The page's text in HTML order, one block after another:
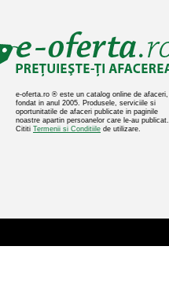
e-oferta.ro ® este un catalog online de afaceri,
fondat in anul 2005. Produsele, serviciile si
oportunitatile de afaceri publicate in paginile
noastre apartin persoanelor care le-au publicat.
Cititi Termenii si Conditiile de utilizare.